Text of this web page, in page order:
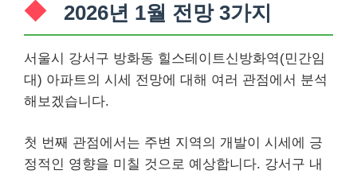
2026년 1월 전망 3가지
서울시 강서구 방화동 힐스테이트신방화역(민간임
대) 아파트의 시세 전망에 대해 여러 관점에서 분석
해보겠습니다.
첫 번째 관점에서는 주변 지역의 개발이 시세에 긍
정적인 영향을 미칠 것으로 예상합니다. 강서구 내